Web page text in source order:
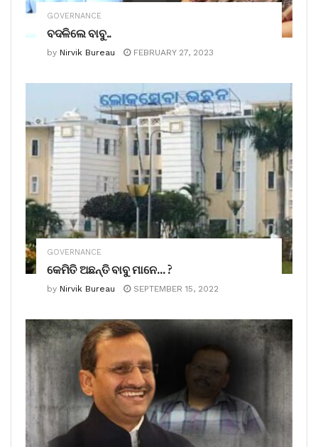
GOVERNANCE
ବଦଳିଲେ ବାବୁ..
by Nirvik Bureau FEBRUARY 27, 2023
GOVERNANCE
କେମିତି ଅଛନ୍ତି ବାବୁ ମାନେ… ?
by Nirvik Bureau SEPTEMBER 15, 2022